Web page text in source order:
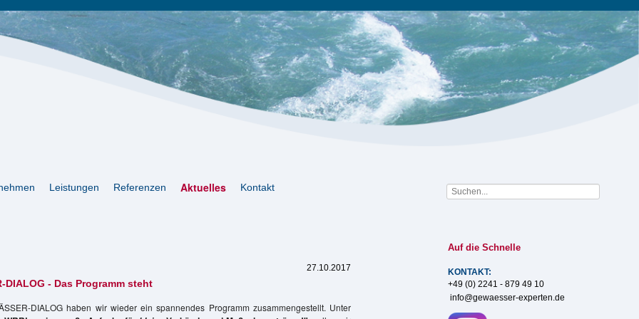
Leistungen Referenzen Aktuelles Kontakt
27.10.2017
DIALOG - Das Programm steht
DIALOG haben wir wieder ein spannendes Programm zusammengestellt. Unter
Auf die Schnelle
KONTAKT:
+49 (0) 2241 - 879 49 10
info@gewaesser-experten.de